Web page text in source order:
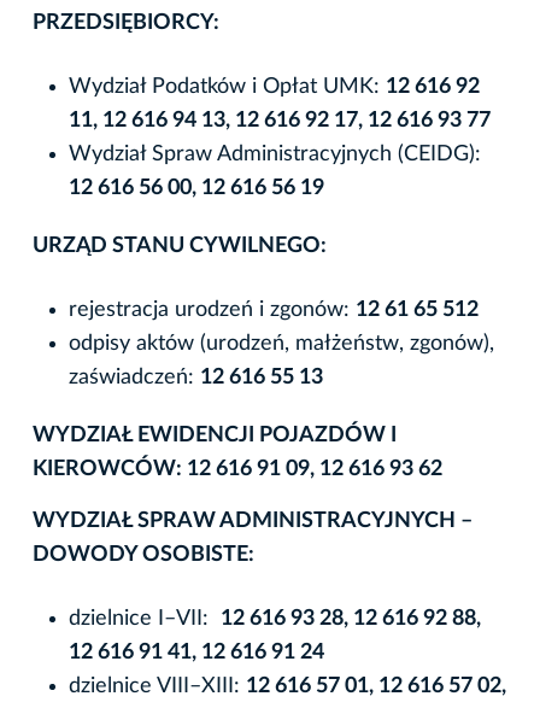
PRZEDSIĘBIORCY:
Wydział Podatków i Opłat UMK: 12 616 92
11, 12 616 94 13, 12 616 92 17, 12 616 93 77
Wydział Spraw Administracyjnych (CEIDG):
12 616 56 00, 12 616 56 19
URZĄD STANU CYWILNEGO:
rejestracja urodzeń i zgonów: 12 61 65 512
odpisy aktów (urodzeń, małżeństw, zgonów),
zaświadczeń: 12 616 55 13
WYDZIAŁ EWIDENCJI POJAZDÓW I
KIEROWCÓW: 12 616 91 09, 12 616 93 62
WYDZIAŁ SPRAW ADMINISTRACYJNYCH –
DOWODY OSOBISTE:
dzielnice I–VII: 12 616 93 28, 12 616 92 88,
12 616 91 41, 12 616 91 24
dzielnice VIII–XIII: 12 616 57 01, 12 616 57 02,